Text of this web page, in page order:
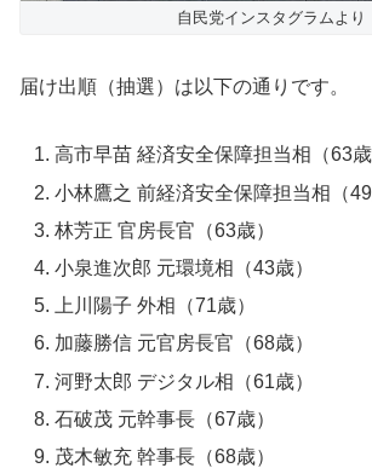
自民党インスタグラムより
届け出順（抽選）は以下の通りです。
高市早苗 経済安全保障担当相（63歳
小林鷹之 前経済安全保障担当相（49
林芳正 官房長官（63歳）
小泉進次郎 元環境相（43歳）
上川陽子 外相（71歳）
加藤勝信 元官房長官（68歳）
河野太郎 デジタル相（61歳）
石破茂 元幹事長（67歳）
茂木敏充 幹事長（68歳）